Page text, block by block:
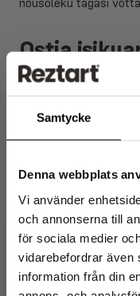
Samtycke
Denna webbplats
Vi använder
och annonserna till
för sociala medier
vidarebefordrar även
information från din
nõusoleku tagasi
Ostja
ostu-
Ostja peab e-poes
e-posti aadress,
telefoni number,
elukoha aadress,
kauba
andmed, mis
Ostu-müügilepinguga